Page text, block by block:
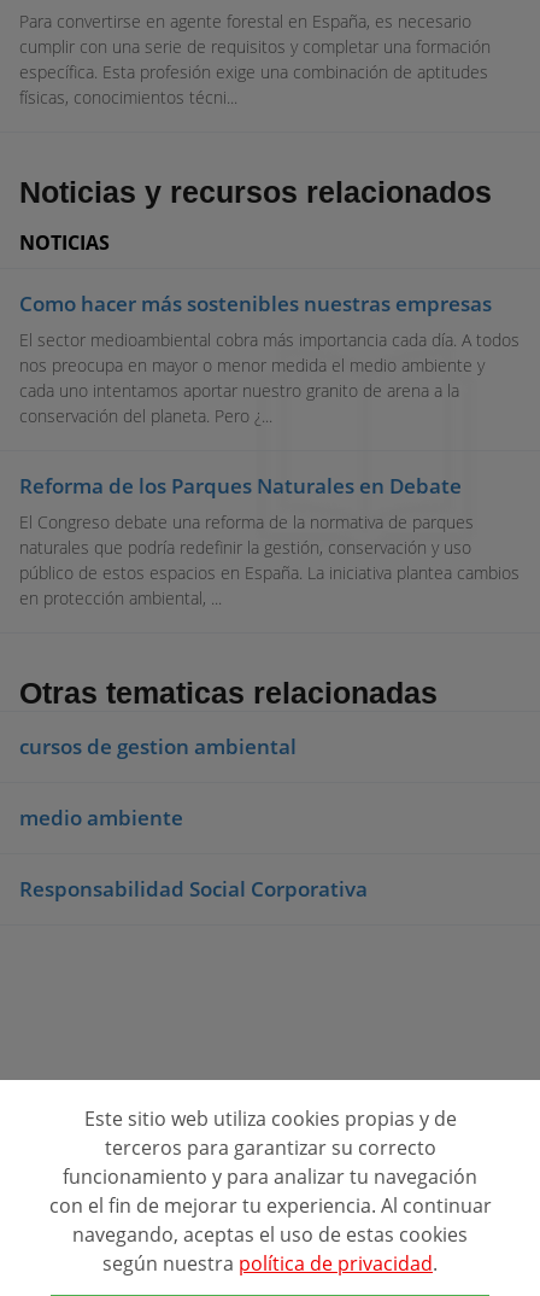
Para convertirse en agente forestal en España, es necesario
cumplir con una serie de requisitos y completar una formación
específica. Esta profesión exige una combinación de aptitudes
físicas, conocimientos técni...
Noticias y recursos relacionados
NOTICIAS
Como hacer más sostenibles nuestras empresas
El sector medioambiental cobra más importancia cada día. A todos
nos preocupa en mayor o menor medida el medio ambiente y
cada uno intentamos aportar nuestro granito de arena a la
conservación del planeta. Pero ¿...
Reforma de los Parques Naturales en Debate
El Congreso debate una reforma de la normativa de parques
naturales que podría redefinir la gestión, conservación y uso
público de estos espacios en España. La iniciativa plantea cambios
en protección ambiental, ...
Otras tematicas relacionadas
cursos de gestion ambiental
medio ambiente
Responsabilidad Social Corporativa
Consulta opiniones de centros de formación
Quienes Somos
Contacto
Política de privacidad
Este sitio web utiliza cookies propias y de
terceros para garantizar su correcto
funcionamiento y para analizar tu navegación
con el fin de mejorar tu experiencia. Al continuar
navegando, aceptas el uso de estas cookies
según nuestra política de privacidad.